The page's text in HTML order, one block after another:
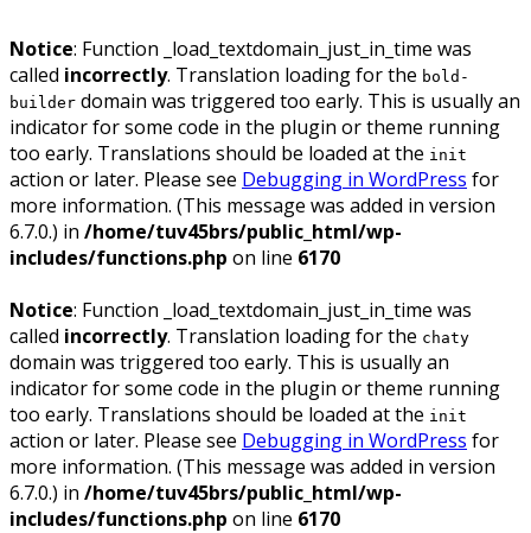
Notice: Function _load_textdomain_just_in_time was
called incorrectly. Translation loading for the bold-
builder domain was triggered too early. This is usually an
indicator for some code in the plugin or theme running
too early. Translations should be loaded at the init
action or later. Please see Debugging in WordPress for
more information. (This message was added in version
6.7.0.) in /home/tuv45brs/public_html/wp-
includes/functions.php on line 6170
Notice: Function _load_textdomain_just_in_time was
called incorrectly. Translation loading for the chaty
domain was triggered too early. This is usually an
indicator for some code in the plugin or theme running
too early. Translations should be loaded at the init
action or later. Please see Debugging in WordPress for
more information. (This message was added in version
6.7.0.) in /home/tuv45brs/public_html/wp-
includes/functions.php on line 6170